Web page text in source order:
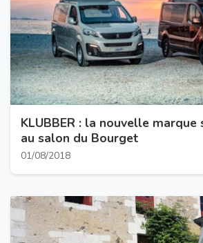
KLUBBER : la nouvelle marque
au salon du Bourget
01/08/2018